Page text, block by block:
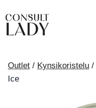
sisältöön
Outlet / Kynsikoristelu /
Ice